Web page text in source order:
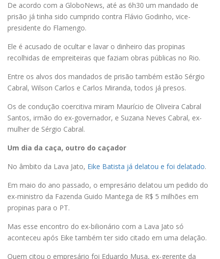
De acordo com a GloboNews, até as 6h30 um mandado de
prisão já tinha sido cumprido contra Flávio Godinho, vice-
presidente do Flamengo.
Ele é acusado de ocultar e lavar o dinheiro das propinas
recolhidas de empreiteiras que faziam obras públicas no Rio.
Entre os alvos dos mandados de prisão também estão Sérgio
Cabral, Wilson Carlos e Carlos Miranda, todos já presos.
Os de condução coercitiva miram Maurício de Oliveira Cabral
Santos, irmão do ex-governador, e Suzana Neves Cabral, ex-
mulher de Sérgio Cabral.
Um dia da caça, outro do caçador
No âmbito da Lava Jato, Eike Batista já delatou e foi delatado.
Em maio do ano passado, o empresário delatou um pedido do
ex-ministro da Fazenda Guido Mantega de R$ 5 milhões em
propinas para o PT.
Mas esse encontro do ex-bilionário com a Lava Jato só
aconteceu após Eike também ter sido citado em uma delação.
Quem citou o empresário foi Eduardo Musa, ex-gerente da